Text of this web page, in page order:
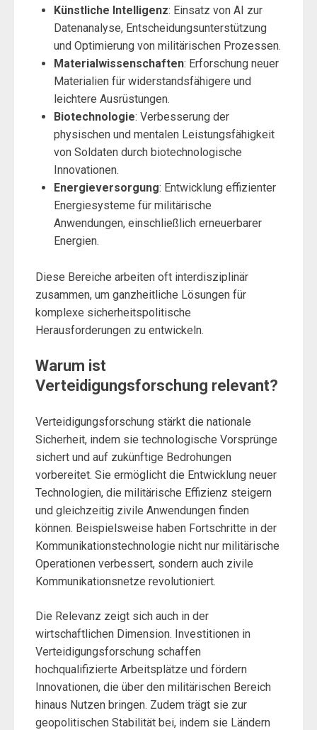
Künstliche Intelligenz: Einsatz von AI zur
Datenanalyse, Entscheidungsunterstützung
und Optimierung von militärischen Prozessen.
Materialwissenschaften: Erforschung neuer
Materialien für widerstandsfähigere und
leichtere Ausrüstungen.
Biotechnologie: Verbesserung der
physischen und mentalen Leistungsfähigkeit
von Soldaten durch biotechnologische
Innovationen.
Energieversorgung: Entwicklung effizienter
Energiesysteme für militärische
Anwendungen, einschließlich erneuerbarer
Energien.
Diese Bereiche arbeiten oft interdisziplinär
zusammen, um ganzheitliche Lösungen für
komplexe sicherheitspolitische
Herausforderungen zu entwickeln.
Warum ist
Verteidigungsforschung relevant?
Verteidigungsforschung stärkt die nationale
Sicherheit, indem sie technologische Vorsprünge
sichert und auf zukünftige Bedrohungen
vorbereitet. Sie ermöglicht die Entwicklung neuer
Technologien, die militärische Effizienz steigern
und gleichzeitig zivile Anwendungen finden
können. Beispielsweise haben Fortschritte in der
Kommunikationstechnologie nicht nur militärische
Operationen verbessert, sondern auch zivile
Kommunikationsnetze revolutioniert.
Die Relevanz zeigt sich auch in der
wirtschaftlichen Dimension. Investitionen in
Verteidigungsforschung schaffen
hochqualifizierte Arbeitsplätze und fördern
Innovationen, die über den militärischen Bereich
hinaus Nutzen bringen. Zudem trägt sie zur
geopolitischen Stabilität bei, indem sie Ländern